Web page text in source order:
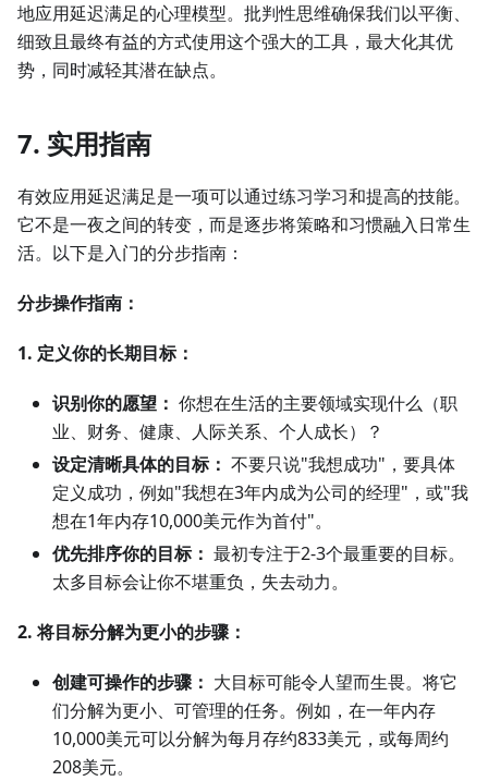
地应用延迟满足的心理模型。批判性思维确保我们以平衡、
细致且最终有益的方式使用这个强大的工具，最大化其优
势，同时减轻其潜在缺点。
7. 实用指南
有效应用延迟满足是一项可以通过练习学习和提高的技能。
它不是一夜之间的转变，而是逐步将策略和习惯融入日常生
活。以下是入门的分步指南：
分步操作指南：
1. 定义你的长期目标：
识别你的愿望： 你想在生活的主要领域实现什么（职
业、财务、健康、人际关系、个人成长）？
设定清晰具体的目标： 不要只说"我想成功"，要具体
定义成功，例如"我想在3年内成为公司的经理"，或"我
想在1年内存10,000美元作为首付"。
优先排序你的目标： 最初专注于2-3个最重要的目标。
太多目标会让你不堪重负，失去动力。
2. 将目标分解为更小的步骤：
创建可操作的步骤： 大目标可能令人望而生畏。将它
们分解为更小、可管理的任务。例如，在一年内存
10,000美元可以分解为每月存约833美元，或每周约
208美元。